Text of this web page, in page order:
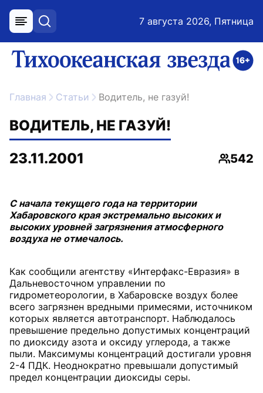
меню поиск 7 августа 2026, Пятница
ссылка на главную
Главная Статьи Водитель, не газуй!
ВОДИТЕЛЬ, НЕ ГАЗУЙ!
23.11.2001
542
С начала текущего года на территории
Хабаровского края экстремально высоких и
высоких уровней загрязнения атмосферного
воздуха не отмечалось.
Как сообщили агентству «Интерфакс-Евразия» в
Дальневосточном управлении по
гидрометеорологии, в Хабаровске воздух более
всего загрязнен вредными примесями, источником
которых является автотранспорт. Наблюдалось
превышение предельно допустимых концентраций
по диоксиду азота и оксиду углерода, а также
пыли. Максимумы концентраций достигали уровня
2-4 ПДК. Неоднократно превышали допустимый
предел концентрации диоксиды серы.